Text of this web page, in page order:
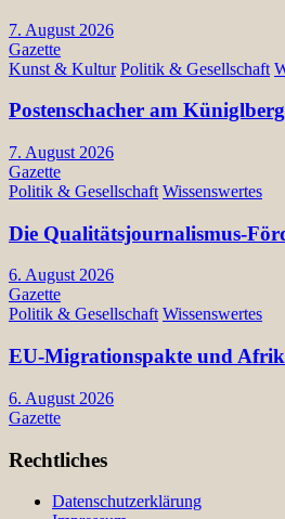
7. August 2026
Gazette
Kunst & Kultur Politik & Gesellschaft
Postenschacher am
7. August 2026
Gazette
Politik & Gesellschaft Wissenswertes
Die Qualitätsjournalismus-
6. August 2026
Gazette
Politik & Gesellschaft Wissenswertes
EU-Migrationspakte und
6. August 2026
Gazette
Rechtliches
Datenschutzerklärung